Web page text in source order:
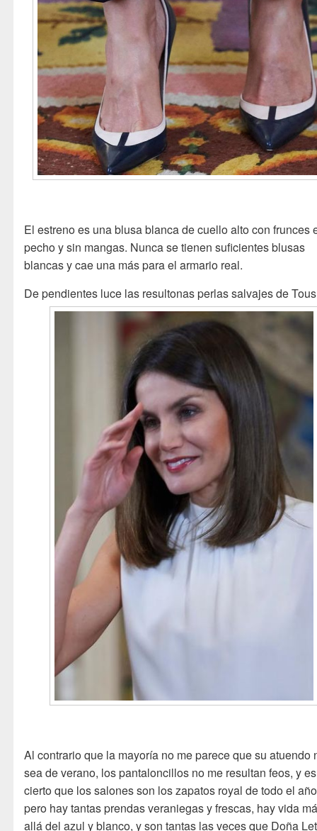
El estreno es una blusa blanca de cuello alto con frunces
pecho y sin mangas. Nunca se tienen suficientes blusas
blancas y cae una más para el armario real.
De pendientes luce las resultonas perlas salvajes de
Al contrario que la mayoría no me parece que su atuendo
sea de verano, los pantaloncillos no me resultan feos, y es
cierto que los salones son los zapatos royal de todo el
pero hay tantas prendas veraniegas y frescas, hay vida
allá del azul y blanco, y son tantas las veces que Doña